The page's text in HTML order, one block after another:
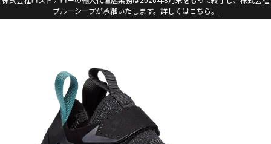
ブルーシープが承継いたします。 詳しくはこちら。